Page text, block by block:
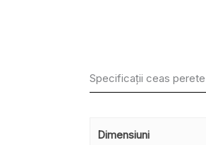
Specificații ceas
Dimensiuni